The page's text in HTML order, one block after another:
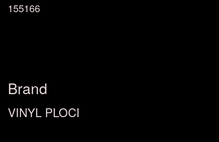
155166
Brand
VINYL PLOCI